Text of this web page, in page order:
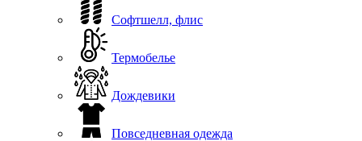
Софтшелл, флис
Термобелье
Дождевики
Повседневная одежда